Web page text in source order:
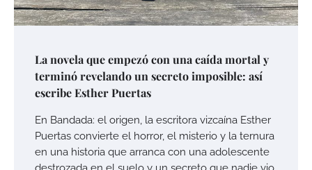
La novela que empezó con una caída mortal y
terminó revelando un secreto imposible: así
escribe Esther Puertas
En Bandada: el origen, la escritora vizcaína Esther
Puertas convierte el horror, el misterio y la ternura
en una historia que arranca con una adolescente